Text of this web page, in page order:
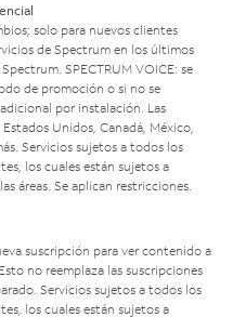
solo para nuevos clientes
de Spectrum en los últimos
SPECTRUM VOICE: se
de promoción o si no se
por instalación. Las
Unidos, Canadá, México,
Servicios sujetos a todos los
los cuales están sujetos a
áreas. Se aplican restricciones.
suscripción para ver contenido a
no reemplaza las suscripciones
Servicios sujetos a todos los
los cuales están sujetos a